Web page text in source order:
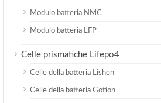
Modulo batteria NMC
Modulo batteria LFP
Celle prismatiche Lifepo4
Celle della batteria Lishen
Celle della batteria Gotion